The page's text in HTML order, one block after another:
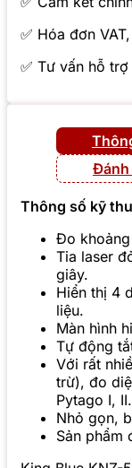
✅ Hóa đơn
✅ Tư vấn hỗ
Đánh
Thông số kỹ
Đo
Tia laser
giây.
Hiển thị 4
liệu.
Màn hình
Tự động
Với rất
trừ), đo
Pytago I, II.
Nhỏ gọn,
Sản phẩm